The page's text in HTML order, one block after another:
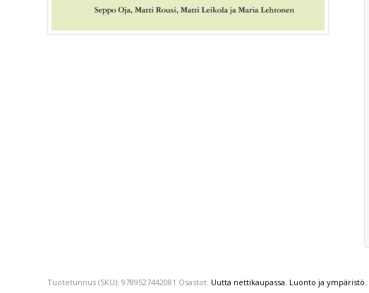
Tuotetunnus (SKU): 9789527442081 Osastot: Uutta nettikaupassa, Luonto ja ympäristö,